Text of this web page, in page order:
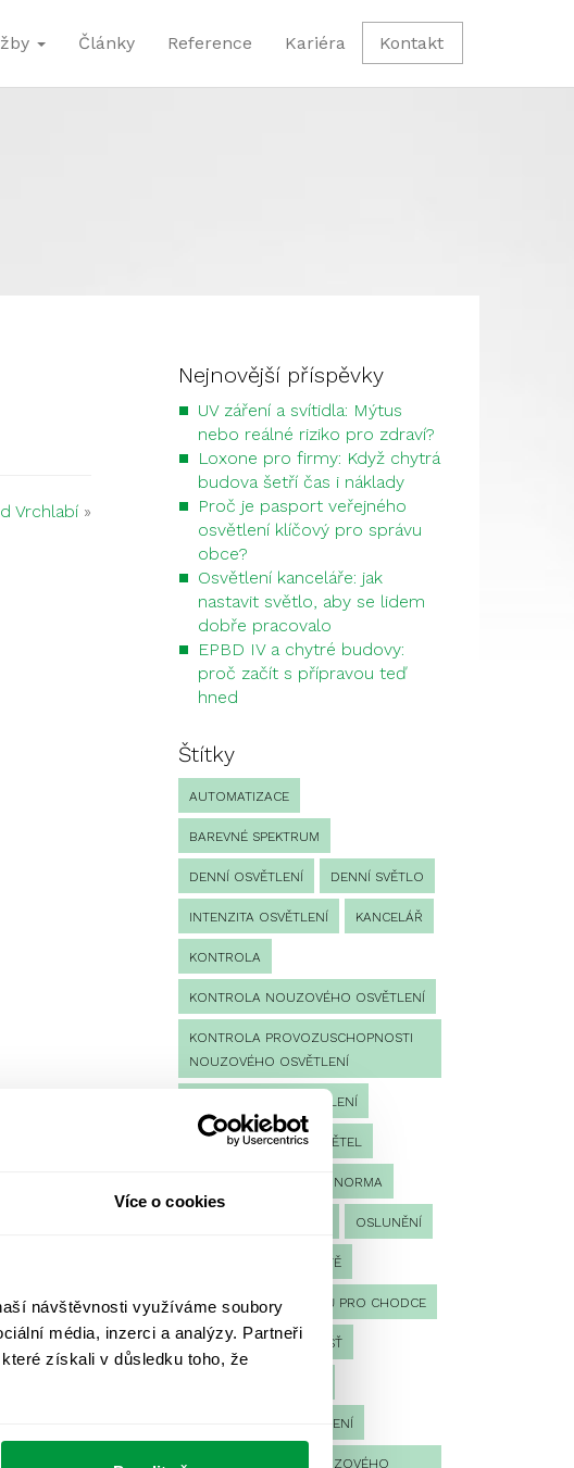
Více o cookies
návštěvnosti využíváme soubory
média, inzerci a analýzy. Partneři
získali v důsledku toho, že
Články Reference Kariéra Kontakt
Vrchlabí»
Nejnovější příspěvky
UV záření a svítidla: Mýtus
nebo reálné riziko pro zdraví?
Loxone pro firmy: Když chytrá
budova šetří čas i náklady
Proč je pasport veřejného
osvětlení klíčový pro správu
obce?
Osvětlení kanceláře: jak
nastavit světlo, aby se lidem
dobře pracovalo
EPBD IV a chytré budovy:
proč začít s přípravou teď
hned
Štítky
AUTOMATIZACE
BAREVNÉ SPEKTRUM
DENNÍ OSVĚTLENÍ DENNÍ SVĚTLO
INTENZITA OSVĚTLENÍ KANCELÁŘ
KONTROLA
KONTROLA NOUZOVÉHO OSVĚTLENÍ
KONTROLA PROVOZUSCHOPNOSTI
NOUZOVÉHO OSVĚTLENÍ
LED NOUZOVÉ OSVĚTLENÍ
MĚŘENÍ MĚŘENÍ SVĚTEL
NORMA
OSLUNĚNÍ
OSVĚTLENÍ PRACOVIŠTĚ
OSVĚTLENÍ PŘECHODŮ PRO CHODCE
OSVĚTLENÍ SPORTOVIŠŤ
PROTIPANICKÉ OSVĚTLENÍ
PROVOZNÍ DENÍK NOUZOVÉHO